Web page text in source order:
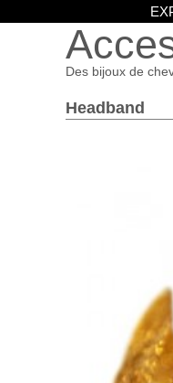
Des bijoux de
Headband